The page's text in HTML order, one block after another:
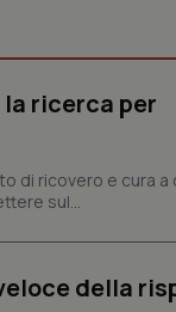
ricerca per
di ricovero e cura a
sul...
della
di base quali la
senza questi
cookie viene utilizzato
siano onorate nelle